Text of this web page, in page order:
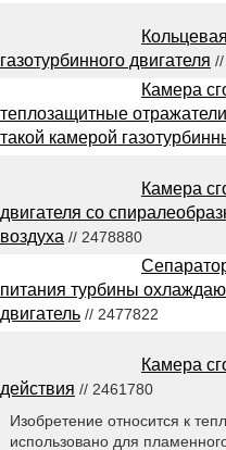
газотурбинного двигателя
Камера
теплозащитные
такой камерой
Камера
двигателя со
воздуха // 2478880
питания турбины
двигатель // 2477822
Камера
действия // 2461780
Изобретение относится к
использовано для